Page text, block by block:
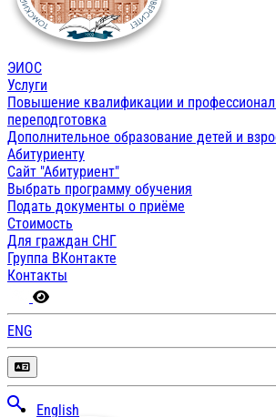
ЭИОС
Услуги
Повышение квалификации и
переподготовка
Дополнительное образование детей и
Абитуриенту
Сайт "Абитуриент"
Выбрать программу обучения
Подать документы о приёме
Стоимость
Для граждан СНГ
Группа ВКонтакте
Контакты
ENG
English